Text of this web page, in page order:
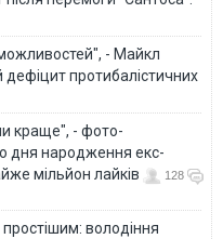
- Майкл
протибалістичних
краще", - фото-
дня народження екс-
мільйон лайків
128
володіння